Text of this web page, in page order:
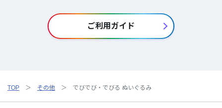
ご利用ガイド
TOP その他 でびでび・でびる ぬいぐるみ